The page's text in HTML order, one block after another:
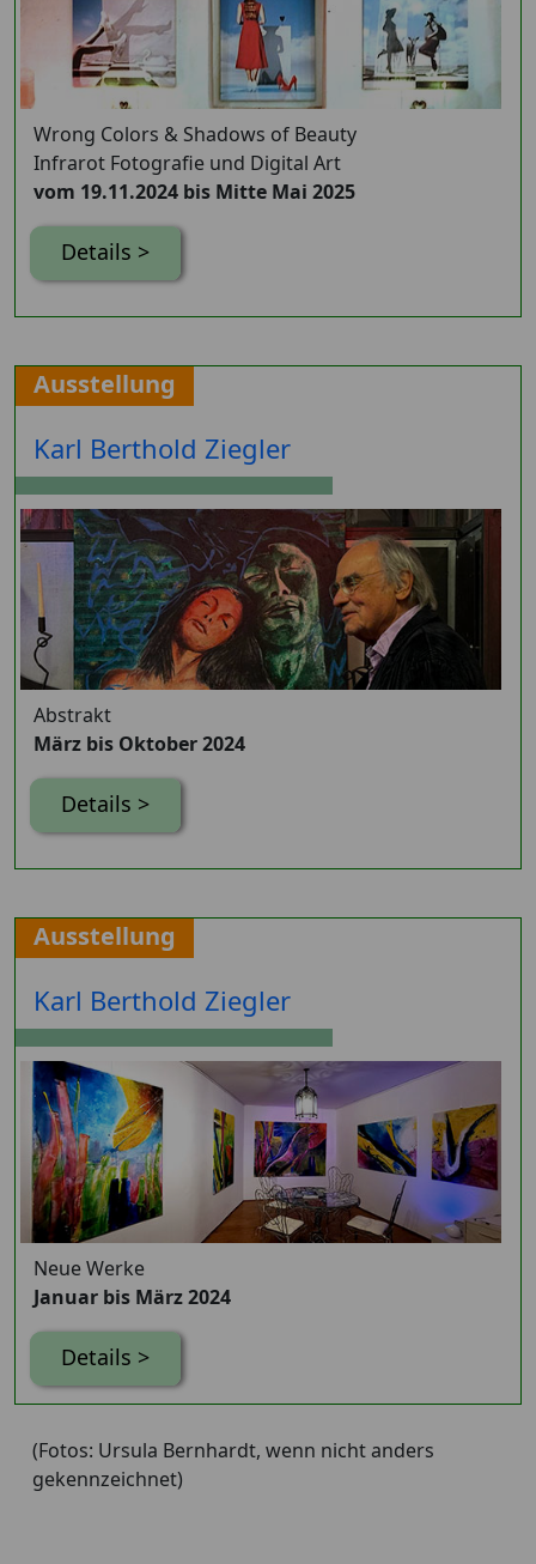
Wrong Colors & Shadows of Beauty
Infrarot Fotografie und Digital Art
vom 19.11.2024 bis Mitte Mai 2025
Details >
Ausstellung
Karl Berthold Ziegler
Abstrakt
März bis Oktober 2024
Details >
Ausstellung
Karl Berthold Ziegler
Neue Werke
Januar bis März 2024
Details >
(Fotos: Ursula Bernhardt, wenn nicht anders
gekennzeichnet)